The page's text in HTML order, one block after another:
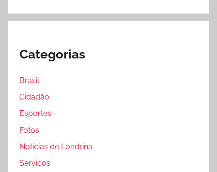
Categorias
Brasil
Cidadão
Esportes
Fotos
Noticias de Londrina
Serviços